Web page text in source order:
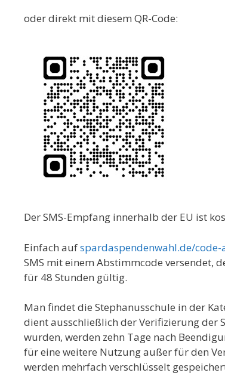
oder direkt mit diesem QR-Code:
Der SMS-Empfang innerhalb der EU ist
Einfach aufspardaspendenwahl.de/
SMS mit einem Abstimmcode versendet,
für 48 Stunden gültig.
Man findet die Stephanusschule in der
dient ausschließlich der Verifizierung
wurden, werden zehn Tage nach
für eine weitere Nutzung außer für den
werden mehrfach verschlüsselt